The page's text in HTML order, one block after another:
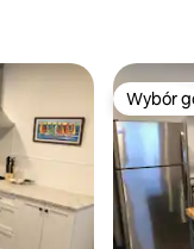
Wybór
Wybór